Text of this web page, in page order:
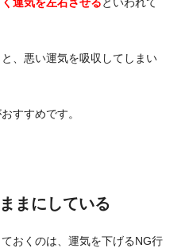
、悪い運気を吸収してしまい
すすめです。
まにしている
おくのは、運気を下げるNG行